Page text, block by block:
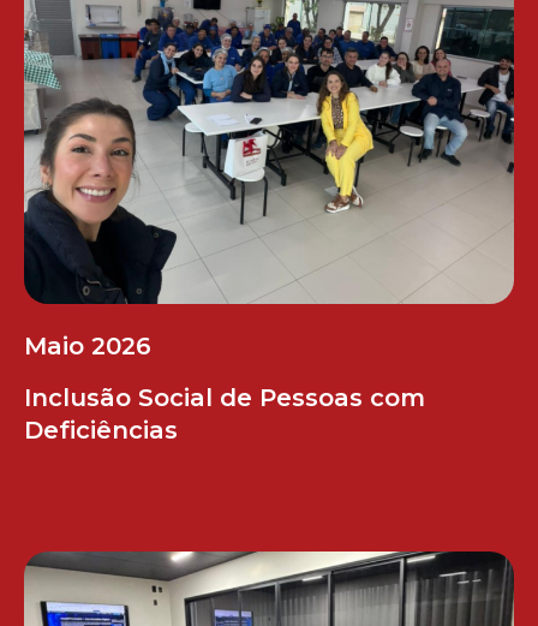
Maio 2026
Inclusão Social de Pessoas com
Deficiências